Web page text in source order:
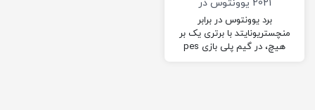
2021 یوونتوس در
مقابل منچستریونایتد
برد یوونتوس در برابر
منچستریونایتد با برتری یک بر
هیچ، در گیم پلی بازی pes